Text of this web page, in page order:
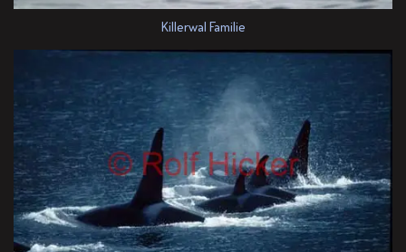
Killerwal Familie